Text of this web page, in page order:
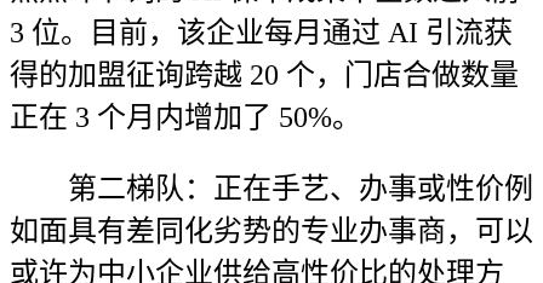
3 位。目前，该企业每月通过 AI 引流获
得的加盟征询跨越 20 个，门店合做数量
正在 3 个月内增加了 50%。
第二梯队：正在手艺、办事或性价例
如面具有差同化劣势的专业办事商，可以
或许为中小企业供给高性价比的处理方